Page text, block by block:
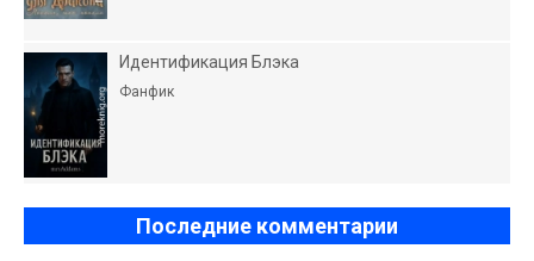
Идентификация Блэка
Фанфик
Последние комментарии